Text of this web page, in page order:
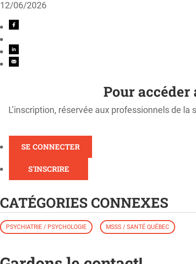
12/06/2026
Pour
L’inscription, réservée aux professionnels de
SE CONNECTER
S'INSCRIRE
CATÉGORIES CONNEXES
PSYCHIATRIE / PSYCHOLOGIE MSSS / SANTÉ QUÉBEC